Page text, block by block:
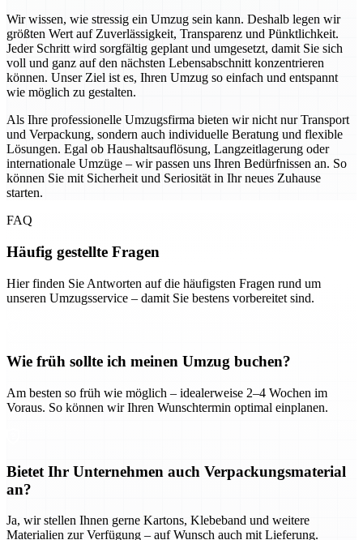
Wir wissen, wie stressig ein Umzug sein kann. Deshalb legen wir
größten Wert auf Zuverlässigkeit, Transparenz und Pünktlichkeit.
Jeder Schritt wird sorgfältig geplant und umgesetzt, damit Sie sich
voll und ganz auf den nächsten Lebensabschnitt konzentrieren
können. Unser Ziel ist es, Ihren Umzug so einfach und entspannt
wie möglich zu gestalten.
Als Ihre professionelle Umzugsfirma bieten wir nicht nur Transport
und Verpackung, sondern auch individuelle Beratung und flexible
Lösungen. Egal ob Haushaltsauflösung, Langzeitlagerung oder
internationale Umzüge – wir passen uns Ihren Bedürfnissen an. So
können Sie mit Sicherheit und Seriosität in Ihr neues Zuhause
starten.
FAQ
Häufig gestellte Fragen
Hier finden Sie Antworten auf die häufigsten Fragen rund um
unseren Umzugsservice – damit Sie bestens vorbereitet sind.
Wie früh sollte ich meinen Umzug buchen?
Am besten so früh wie möglich – idealerweise 2–4 Wochen im
Voraus. So können wir Ihren Wunschtermin optimal einplanen.
Bietet Ihr Unternehmen auch Verpackungsmaterial
an?
Ja, wir stellen Ihnen gerne Kartons, Klebeband und weitere
Materialien zur Verfügung – auf Wunsch auch mit Lieferung.